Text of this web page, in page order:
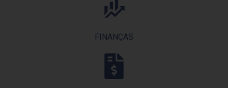
FINANÇAS